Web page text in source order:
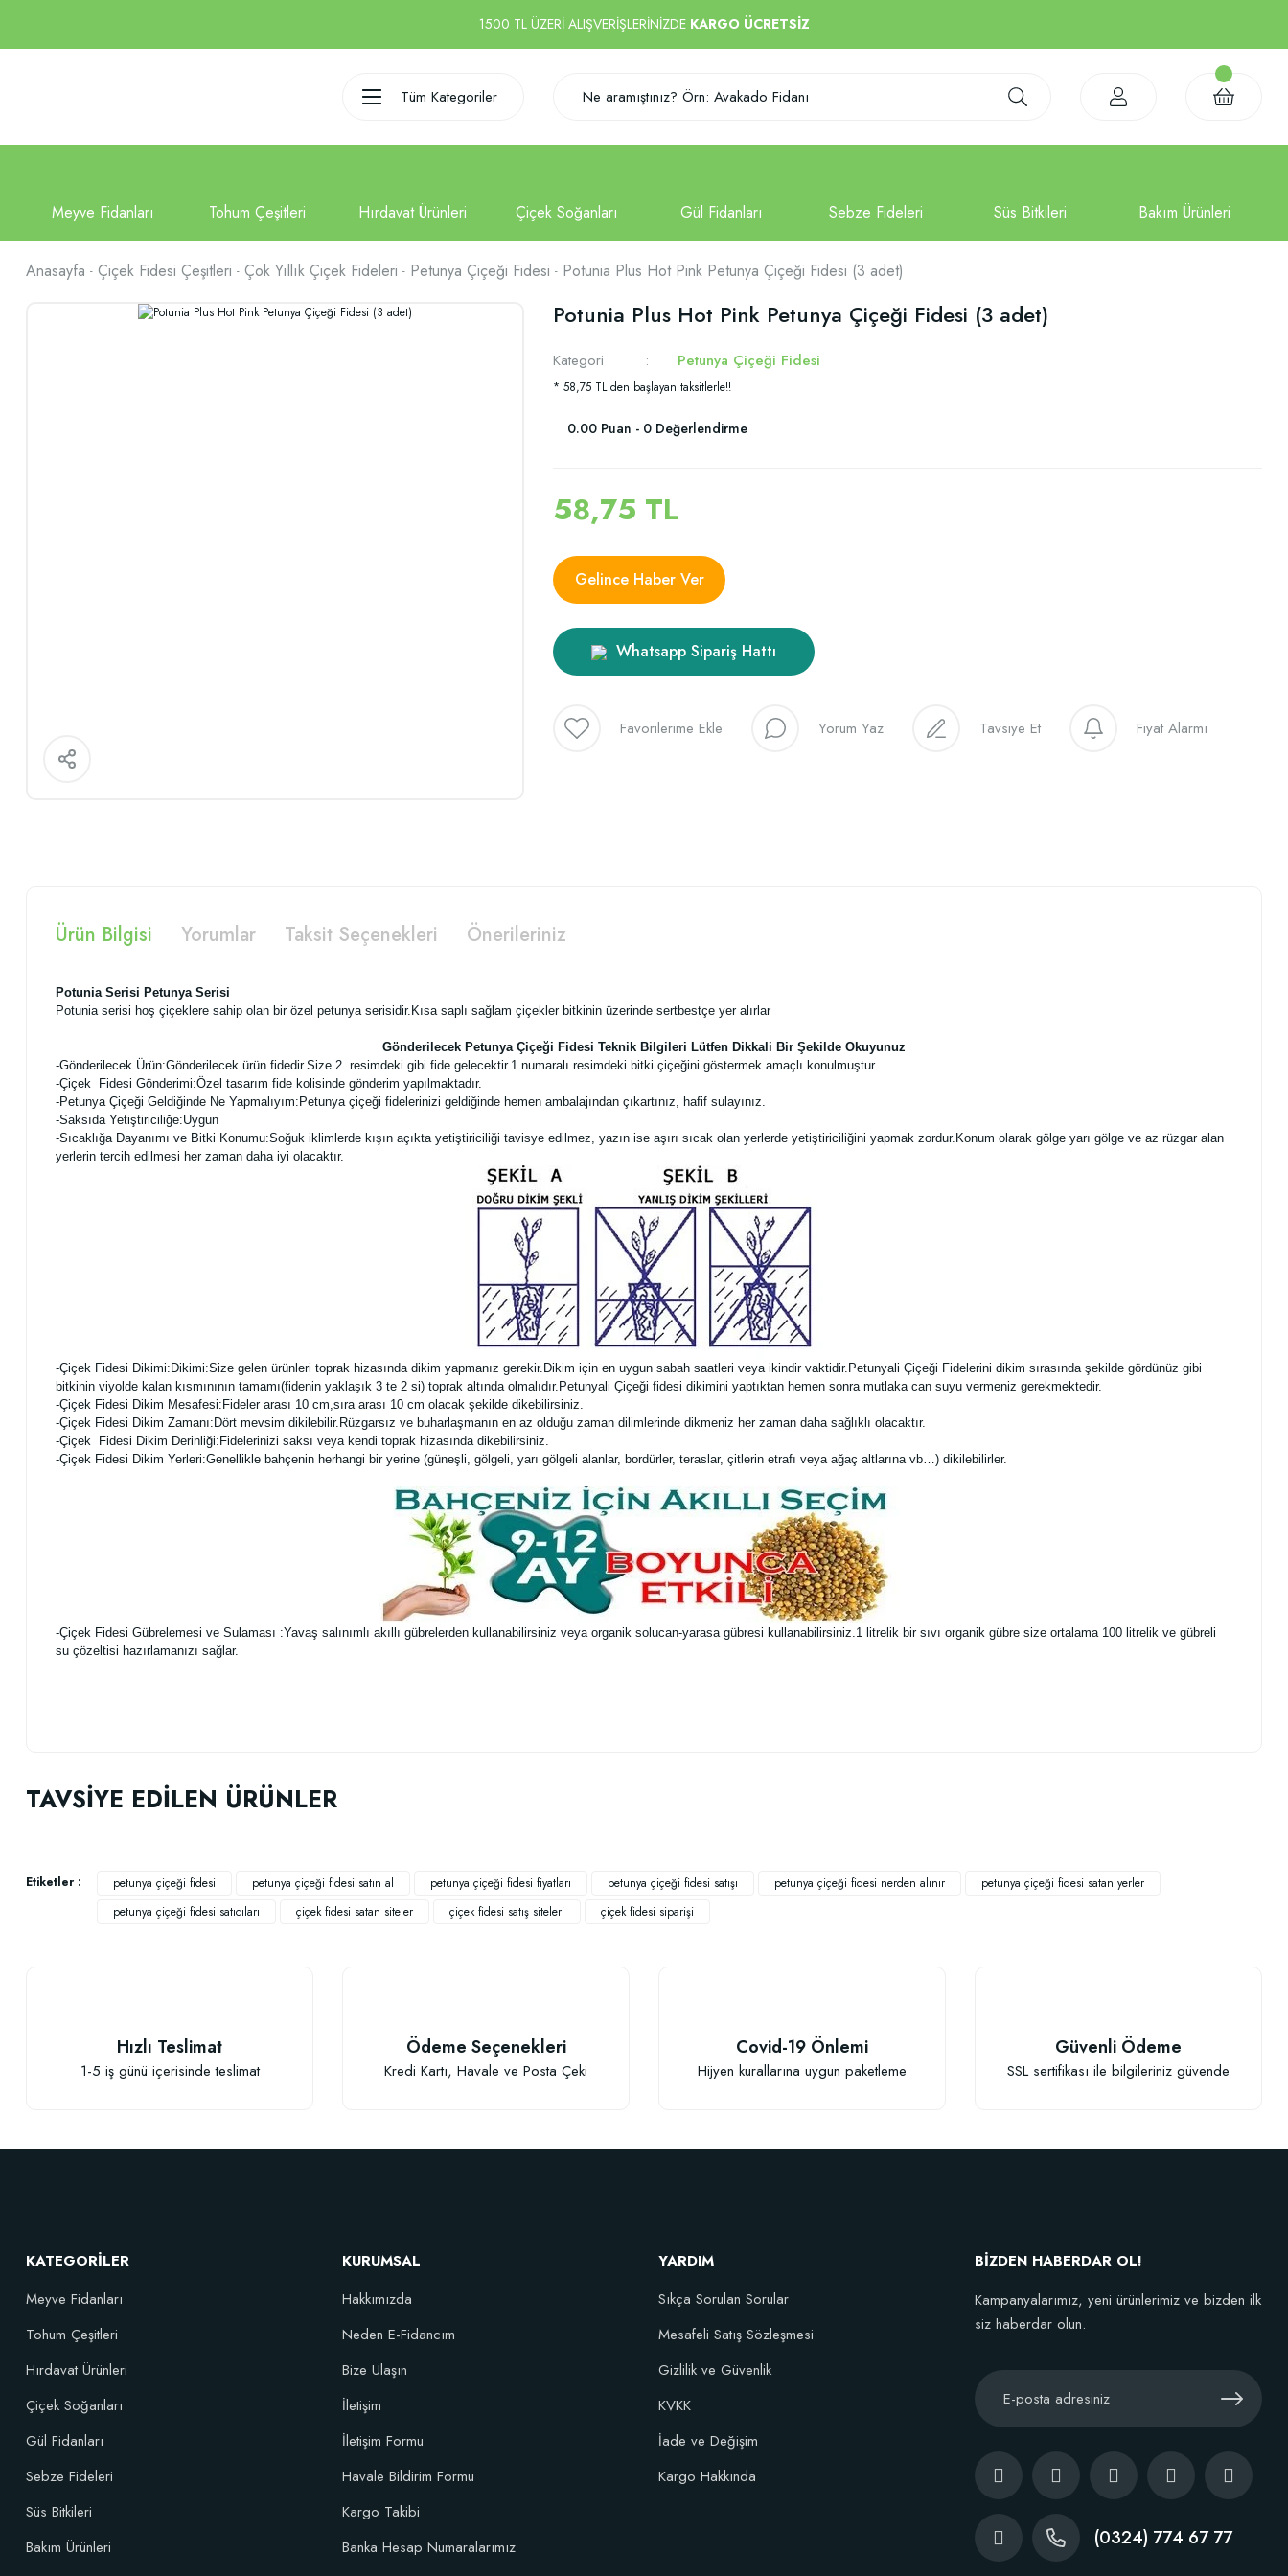
1500 TL ÜZERİ ALIŞVERİŞLERİNİZDE KARGO ÜCRETSİZ
Tüm Kategoriler
Anasayfa Çiçek Fidesi Çeşitleri Çok Yıllık Çiçek Fideleri Petunya Çiçeği Fidesi Potunia Plus Hot Pink Petunya Çiçeği Fidesi (3 adet)
Potunia Plus Hot Pink Petunya Çiçeği Fidesi (3 adet)
Kategori Petunya Çiçeği Fidesi
* 58,75 TL den başlayan taksitlerle!!
0.00 Puan - 0 Değerlendirme
58,75 TL
Gelince Haber Ver
Whatsapp Sipariş Hattı
Yorum Yaz Tavsiye Et Fiyat Alarmı
Ürün Bilgisi Yorumlar Taksit Seçenekleri Önerileriniz
Potunia Serisi Petunya Serisi
Potunia serisi hoş çiçeklere sahip olan bir özel petunya serisidir.Kısa saplı sağlam çiçekler bitkinin üzerinde sertbestçe yer alırlar
Gönderilecek Petunya Çiçeği Fidesi Teknik Bilgileri Lütfen Dikkali Bir Şekilde Okuyunuz
-Gönderilecek Ürün:Gönderilecek ürün fidedir.Size 2. resimdeki gibi fide gelecektir.1 numaralı resimdeki bitki çiçeğini göstermek amaçlı konulmuştur.
-Çiçek Fidesi Gönderimi:Özel tasarım fide kolisinde gönderim yapılmaktadır.
-Petunya Çiçeği Geldiğinde Ne Yapmalıyım:Petunya çiçeği fidelerinizi geldiğinde hemen ambalajından çıkartınız, hafif sulayınız.
-Saksıda Yetiştiriciliğe:Uygun
-Sıcaklığa Dayanımı ve Bitki Konumu:Soğuk iklimlerde kışın açıkta yetiştiriciliği tavisye edilmez, yazın ise aşırı sıcak olan yerlerde yetiştiriciliğini yapmak zordur.Konum olarak gölge yarı gölge ve az rüzgar alan
yerlerin tercih edilmesi her zaman daha iyi olacaktır.
-Çiçek Fidesi Dikimi: Dikimi:Size gelen ürünleri toprak hizasında dikim yapmanız gerekir.Dikim için en uygun sabah saatleri veya ikindir vaktidir.Petunyali Çiçeği Fidelerini dikim sırasında şekilde gördünüz gibi
bitkinin viyolde kalan kısmınının tamamı(fidenin yaklaşık 3 te 2 si) toprak altında olmalıdır.Petunyali Çiçeği fidesi dikimini yaptıktan hemen sonra mutlaka can suyu vermeniz gerekmektedir.
-Çiçek Fidesi Dikim Mesafesi:Fideler arası 10 cm,sıra arası 10 cm olacak şekilde dikebilirsiniz.
-Çiçek Fidesi Dikim Zamanı:Dört mevsim dikilebilir.Rüzgarsız ve buharlaşmanın en az olduğu zaman dilimlerinde dikmeniz her zaman daha sağlıklı olacaktır.
-Çiçek Fidesi Dikim Derinliği:Fidelerinizi saksı veya kendi toprak hizasında dikebilirsiniz.
-Çiçek Fidesi Dikim Yerleri:Genellikle bahçenin herhangi bir yerine (güneşli, gölgeli, yarı gölgeli alanlar, bordürler, teraslar, çitlerin etrafı veya ağaç altlarına vb…) dikilebilirler.
-Çiçek Fidesi Gübrelemesi ve Sulaması :Yavaş salınımlı akıllı gübrelerden kullanabilirsiniz veya organik solucan-yarasa gübresi kullanabilirsiniz.1 litrelik bir sıvı organik gübre size ortalama 100 litrelik ve gübreli
su çözeltisi hazırlamanızı sağlar.
Ürün bilgilerinde hatalar bulunuyor.
Ürün fiyatı diğer sitelerden daha pahalı.
TAVSİYE EDİLEN ÜRÜNLER
Etiketler : petunya çiçeği fidesi petunya çiçeği fidesi satın al petunya çiçeği fidesi fiyatları petunya çiçeği fidesi satışı petunya çiçeği fidesi nerden alınır
petunya çiçeği fidesi satan yerler
petunya çiçeği fidesi satıcıları
çiçek fidesi satan siteler çiçek fidesi satış siteleri çiçek fidesi siparişi
Hızlı Teslimat
1-5 iş günü içerisinde teslimat
Ödeme Seçenekleri
Kredi Kartı, Havale ve Posta Çeki
Covid-19 Önlemi
Hijyen kurallarına uygun paketleme
Güvenli Ödeme
SSL sertifikası ile bilgileriniz güvende
KATEGORİLER
Meyve Fidanları
Tohum Çeşitleri
Hırdavat Ürünleri
Çiçek Soğanları
Gül Fidanları
Sebze Fideleri
Süs Bitkileri
Bakım Ürünleri
KURUMSAL
Hakkımızda
Neden E-Fidancım
Bize Ulaşın
İletişim
İletişim Formu
Havale Bildirim Formu
Kargo Takibi
Banka Hesap Numaralarımız
YARDIM
Sıkça Sorulan Sorular
Mesafeli Satış Sözleşmesi
Gizlilik ve Güvenlik
KVKK
İade ve Değişim
Kargo Hakkında
BİZDEN HABERDAR OL!
Kampanyalarımız, yeni ürünlerimiz ve bizden ilk
siz haberdar olun.
(0324) 774 67 77